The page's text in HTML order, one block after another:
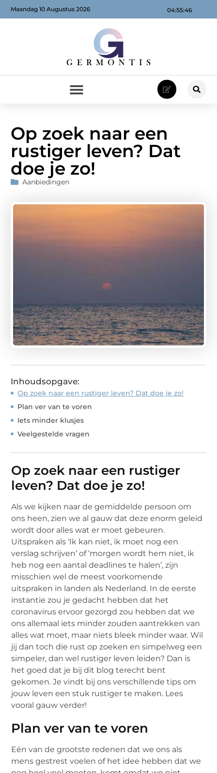
04:55:48
Maandag 10 Augustus 2026
Op zoek naar een
rustiger leven? Dat
doe je zo!
Aanbiedingen
Inhoudsopgave:
Op zoek naar een rustiger leven? Dat doe je zo!
Plan ver van te voren
Iets minder klusjes
Veelgestelde vragen
Op zoek naar een rustiger
leven? Dat doe je zo!
Als we kijken naar de gemiddelde persoon om
ons heen, zien we al gauw dat deze enorm geleid
wordt door alles wat er moet gebeuren.
Uitspraken als ‘Ik kan niet, ik moet nog een
verslag schrijven’ of ‘morgen wordt hem niet, ik
heb nog een aantal deadlines te halen’, zijn
misschien wel de meest voorkomende
uitspraken in landen als Nederland. In de eerste
instantie zou je gedacht hebben dat het
coronavirus ervoor gezorgd zou hebben dat we
ons allemaal iets minder zouden aantrekken van
alles wat moet, maar niets bleek minder waar. Wil
jij dan toch die rust op zoeken en simpelweg een
simpeler, dan wel rustiger leven leiden? Dan is
het goed dat je bij dit blog terecht bent
gekomen. Je vindt bij ons verschillende tips om
jouw leven een stuk rustiger te maken. Lees
vooral gauw verder!
Plan ver van te voren
Eén van de grootste redenen dat we ons als
mens gestrest voelen of het idee hebben dat we